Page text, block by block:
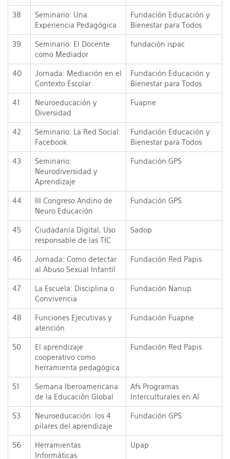
38
Seminario: Una
Experiencia Pedagógica
Fundación Educación y
Bienestar para Todos
39
Seminario: El Docente
como Mediador
fundaciòn ispac
40
Jornada: Mediación en el
Contexto Escolar
Fundación Educación y
Bienestar para Todos
41
Neuroeducación y
Diversidad
Fuapne
42
Seminario: La Red Social:
Facebook
Fundación Educación y
Bienestar para Todos
43
Seminario:
Neurodiversidad y
Aprendizaje
Fundación GPS
44
III Congreso Andino de
Neuro Educación
Fundación GPS
45
Ciudadanía Digital, Uso
responsable de las TIC
Sadop
46
Jornada: Como detectar
al Abuso Sexual Infantil
Fundación Red Papis
47
La Escuela: Disciplina o
Convivencia
Fundación Nanup
48
Funciones Ejecutivas y
atención
Fundación Fuapne
50
El aprendizaje
cooperativo como
herramienta pedagógica
Fundación Red Papis
51
Semana Iberoamericana
de la Educación Global
Afs Programas
Interculturales en Al
53
Neuroeducación: los 4
pilares del aprendizaje
Fundación GPS
56
Herramientas
Informáticas
Upap